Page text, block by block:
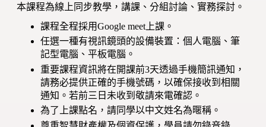
本課程為線上同步教學，講課、分組討論、實務探討。
課程全程採用Google meet上課。
任選一種有視訊鏡頭的設備裝置：個人電腦、筆
記型電腦、平板電腦。
重要課程資訊將在開課前3天透過手機簡訊通知，
請務必提供正確的手機號碼，以確保接收到相關
通知。若前三日未收到敬請來電確認。
為了上課點名，請同學以中文姓名為暱稱。